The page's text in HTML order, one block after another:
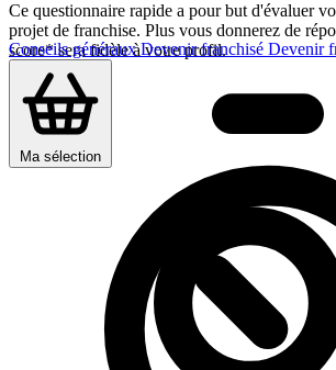
Conseils générauxDevenir franchisé Devenir
Ma sélection
Ce questionnaire rapide a pour but d'évaluer
projet de franchise. Plus vous donnerez de
score* sera fidèle à votre profil.